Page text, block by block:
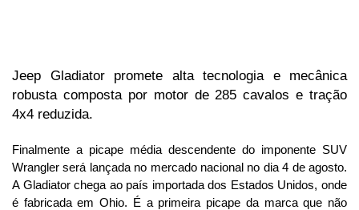
Jeep Gladiator promete alta tecnologia e mecânica
robusta composta por motor de 285 cavalos e tração
4x4 reduzida.
Finalmente a picape média descendente do imponente SUV
Wrangler será lançada no mercado nacional no dia 4 de agosto.
A Gladiator chega ao país importada dos Estados Unidos, onde
é fabricada em Ohio. É a primeira picape da marca que não